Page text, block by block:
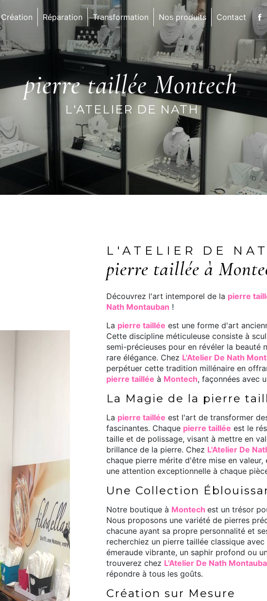
Création Réparation Transformation Nos produits Contact
pierre taillée Montech
L'ATELIER DE NATH
L'ATELIER DE
pierre taillée à
Découvrez l'art intemporel de la pierre
Nath Montauban !
La pierre taillée est une forme d'art
Cette discipline méticuleuse consiste à
semi-précieuses pour en révéler la beauté
rare élégance. Chez L'Atelier De Nath
perpétuer cette tradition millénaire en
pierre taillée à Montech, façonnées avec
La Magie de la pierre
La pierre taillée est l'art de transformer
fascinantes. Chaque pierre taillée est le
taille et de polissage, visant à mettre en
brillance de la pierre. Chez L'Atelier De
chaque pierre mérite d'être mise en
une attention exceptionnelle à chaque
Une Collection
Notre boutique à Montechest un trésor
Nous proposons une variété de pierres
chacune ayant sa propre personnalité et
recherchiez un pierre taillée classique
émeraude vibrante, un saphir profond ou
trouverez chez L'Atelier De Nath
répondre à tous les goûts.
Création sur Mesure